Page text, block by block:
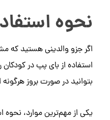
نحوه
اگر جزو والدینی هستید که
استفاده از بای پپ در
بتوانید در صورت بروز هرگونه
یکی از مهم‌ترین موارد، نحوه